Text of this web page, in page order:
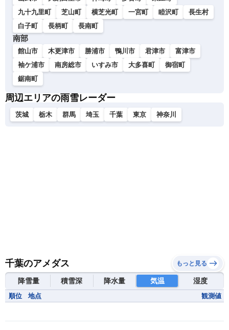
九十九里町
芝山町 横芝光町 一宮町 睦沢町
長生村
白子町
長柄町 長南町
南部
館山市 木更津市 勝浦市 鴨川市 君津市
富津市
袖ケ浦市
南房総市 いすみ市 大多喜町
御宿町
鋸南町
周辺エリアの雨雪レーダー
茨城 栃木 群馬 埼玉 千葉 東京 神奈川
千葉のアメダス もっと見る
降雪量 積雪深 降水量 気温 湿度
順位 地点 観測値